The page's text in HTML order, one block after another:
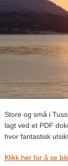
Store og små i
lagt ved et PDF
hvor fantastisk
Klikk her for å se